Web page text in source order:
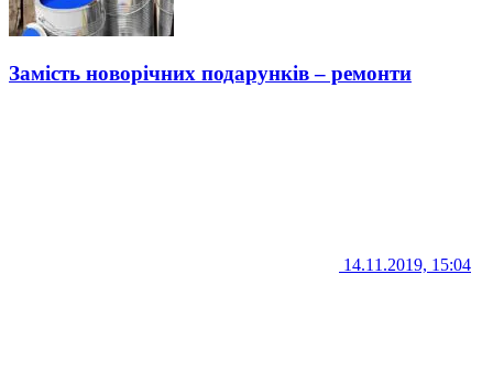
Замість новорічних подарунків – ремонти
14.11.2019, 15:04